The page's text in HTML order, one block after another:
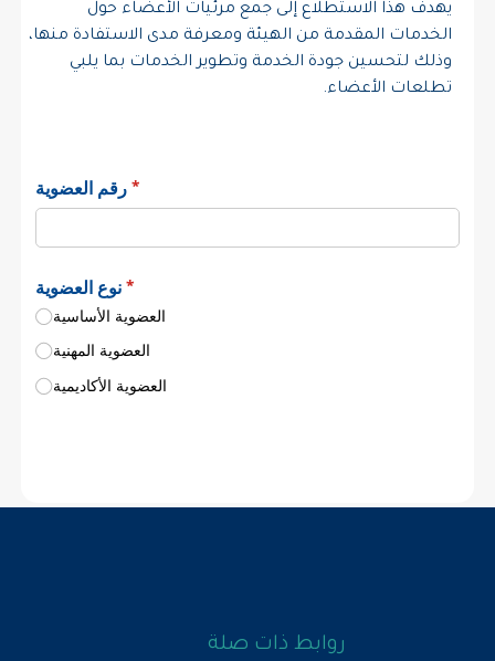
يهدف هذا الاستطلاع إلى جمع مرئيات الأعضاء حول
الخدمات المقدمة من الهيئة ومعرفة مدى الاستفادة منها،
وذلك لتحسين جودة الخدمة وتطوير الخدمات بما يلبي
تطلعات الأعضاء.
روابط ذات صلة